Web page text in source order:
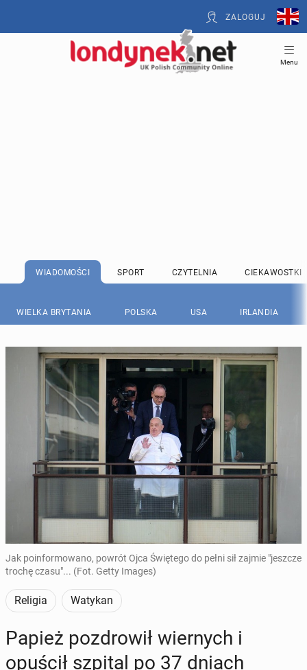
ZALOGUJ
Menu
WIADOMOŚCI SPORT CZYTELNIA CIEKAWOSTKI
WIELKA BRYTANIA POLSKA USA IRLANDIA
Jak poinformowano, powrót Ojca Świętego do pełni sił zajmie "jeszcze
trochę czasu"... (Fot. Getty Images)
Religia Watykan
Papież po­zdro­wił wier­nych i
opuścił szpital po 37 dniach